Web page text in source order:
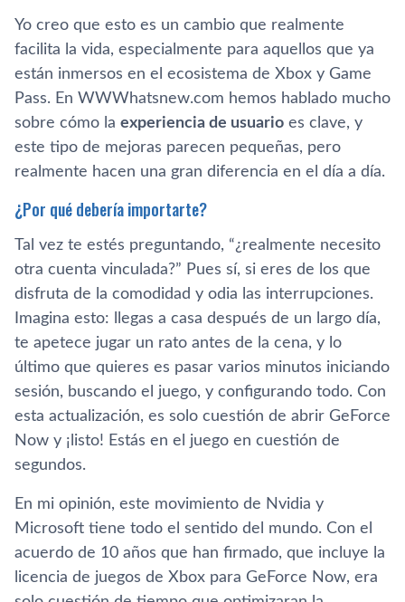
Yo creo que esto es un cambio que realmente
facilita la vida, especialmente para aquellos que ya
están inmersos en el ecosistema de Xbox y Game
Pass. En WWWhatsnew.com hemos hablado mucho
sobre cómo la experiencia de usuario es clave, y
este tipo de mejoras parecen pequeñas, pero
realmente hacen una gran diferencia en el día a día.
¿Por qué debería importarte?
Tal vez te estés preguntando, “¿realmente necesito
otra cuenta vinculada?” Pues sí, si eres de los que
disfruta de la comodidad y odia las interrupciones.
Imagina esto: llegas a casa después de un largo día,
te apetece jugar un rato antes de la cena, y lo
último que quieres es pasar varios minutos iniciando
sesión, buscando el juego, y configurando todo. Con
esta actualización, es solo cuestión de abrir GeForce
Now y ¡listo! Estás en el juego en cuestión de
segundos.
En mi opinión, este movimiento de Nvidia y
Microsoft tiene todo el sentido del mundo. Con el
acuerdo de 10 años que han firmado, que incluye la
licencia de juegos de Xbox para GeForce Now, era